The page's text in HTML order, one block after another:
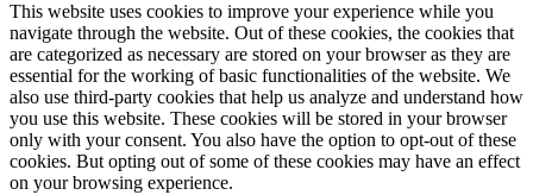
This website uses cookies to improve your experience while you
navigate through the website. Out of these cookies, the cookies that
are categorized as necessary are stored on your browser as they are
essential for the working of basic functionalities of the website. We
also use third-party cookies that help us analyze and understand how
you use this website. These cookies will be stored in your browser
only with your consent. You also have the option to opt-out of these
cookies. But opting out of some of these cookies may have an effect
on your browsing experience.